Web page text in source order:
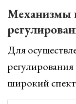
Механизмы
Для
широкий